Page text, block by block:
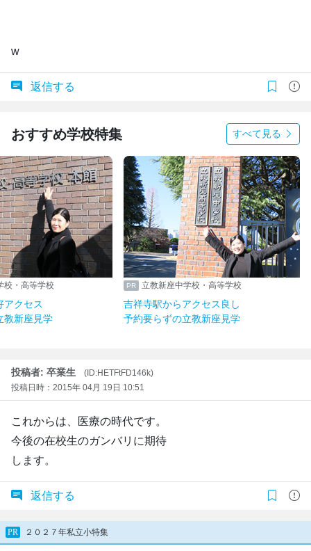
w
返信する
おすすめ学校特集 すべて見る
校・高等学校
アクセス
教新座見学
立教新座中学校・高等学校
吉祥寺駅からアクセス良し
予約要らずの立教新座見学
投稿者: 卒業生
(ID:HETFtFD146k)
投稿日時：2015年 04月 19日 10:51
これからは、医療の時代です。
今後の在校生のガンバリに期待
します。
返信する